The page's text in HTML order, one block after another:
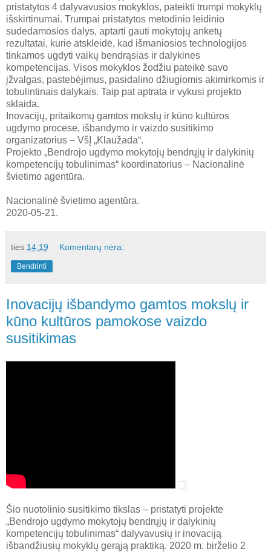
pristatytos 4 dalyvavusios mokyklos, pateikti trumpi mokyklų
išskirtinumai. Trumpai pristatytos metodinio leidinio
sudedamosios dalys, aptarti gauti mokytojų anketų
rezultatai, kurie atskleidė, kad išmaniosios technologijos
tinkamos ugdyti vaikų bendrąsias ir dalykines
kompetencijas. Visos mokyklos žodžiu pateikė savo
įžvalgas, pastebėjimus, pasidalino džiugiomis akimirkomis ir
tobulintinais dalykais. Taip pat aptrata ir vykusi projekto
sklaida.
Inovacijų, pritaikomų gamtos mokslų ir kūno kultūros
ugdymo procese, išbandymo ir vaizdo susitikimo
organizatorius – VšĮ „Klaužada“.
Projekto „Bendrojo ugdymo mokytojų bendrųjų ir dalykinių
kompetencijų tobulinimas“ koordinatorius – Nacionalinė
švietimo agentūra.
Nacionalinė švietimo agentūra.
2020-05-21.
ties 14:19 Komentarų nėra:
Bendrinti
Inovacijų išbandymo gamtos mokslų ir
kūno kultūros pamokose vaizdo
susitikimas
Šio nuotolinio susitikimo tikslas – pristatyti projekte
„Bendrojo ugdymo mokytojų bendrųjų ir dalykinių
kompetencijų tobulinimas“ dalyvavusių ir inovaciją
išbandžiusių mokyklų gerąją praktiką. 2020 m. birželio 2